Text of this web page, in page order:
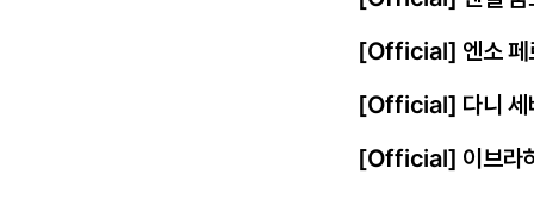
[Official] 엔소 페
[Official] 다니 세
[Official] 이브라